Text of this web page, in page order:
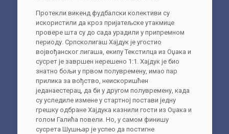
Протекли викенд фудбалски колективи су
искористили да кроз пријатељске утакмице
провере шта су до сада урадили у припремном
периоду. Српсколигаш Хајдук је угостио
војвођанског лигаша, екипу Текстилца из Оџака и
сусрет је завршен нерешено 1:1. Хајдук је био
знатно бољи у првом полувремену, имао пар
прилика за вођство, неискоришћен
једанаестерац, да би у другом полувремену, када
су уследиле измене у стартној постави једну
грешку одбране Хајдука казнили гости из Оџака и
голом Галића повели. Но, у самом финишу
сусрета Шушњар је успео да постигне